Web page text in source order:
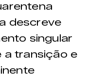
descreve
singular
a transição e